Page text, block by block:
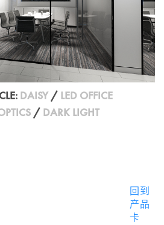
DAISY/ LED OFFICE
/ DARK LIGHT
回到
产品
卡